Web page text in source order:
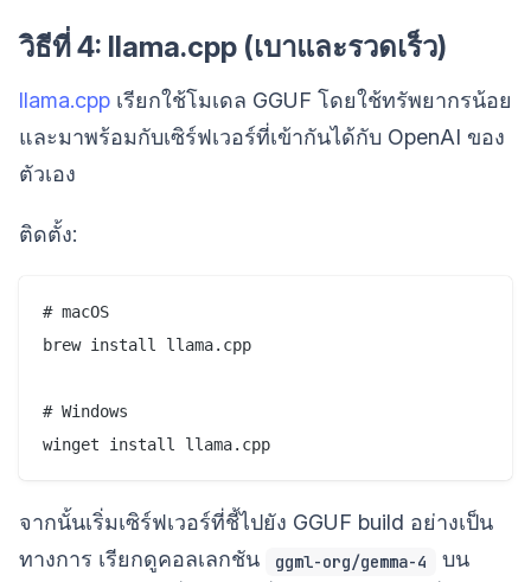
วิธีที่ 4: llama.cpp (เบาและรวดเร็ว)
llama.cpp เรียกใช้โมเดล GGUF โดยใช้ทรัพยากรน้อย
และมาพร้อมกับเซิร์ฟเวอร์ที่เข้ากันได้กับ OpenAI ของ
ตัวเอง
ติดตั้ง:
# macOS
brew install llama.cpp
# Windows
จากนั้นเริ่มเซิร์ฟเวอร์ที่ชี้ไปยัง GGUF build อย่างเป็น
ทางการ เรียกดูคอลเลกชัน
ggml-org/gemma-4
บน